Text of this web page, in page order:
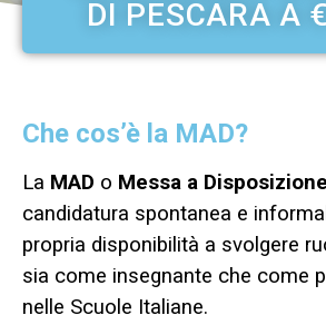
DI PESCARA A
Che cos’è la MAD?
La MAD o Messa a Disposizione
candidatura spontanea e
propria disponibilità a svolgere
sia come insegnante che come
nelle Scuole Italiane.